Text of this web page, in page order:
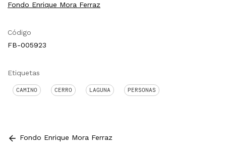
Fondo Enrique Mora Ferraz
Código
FB-005923
Etiquetas
CAMINO CERRO LAGUNA PERSONAS
Fondo Enrique Mora Ferraz